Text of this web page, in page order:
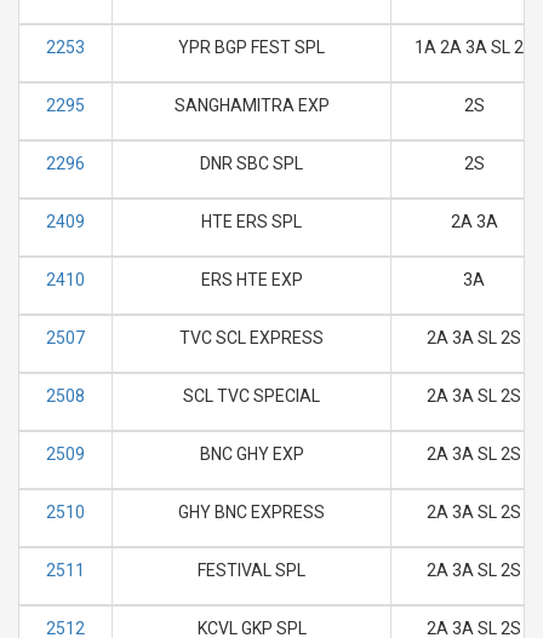
2253 YPR BGP FEST SPL 1A 2A 3A SL 2S
2295 SANGHAMITRA EXP 2S
2296 DNR SBC SPL 2S
2409 HTE ERS SPL 2A 3A
2410 ERS HTE EXP 3A
2507 TVC SCL EXPRESS 2A 3A SL 2S
2508 SCL TVC SPECIAL 2A 3A SL 2S
2509 BNC GHY EXP 2A 3A SL 2S
2510 GHY BNC EXPRESS 2A 3A SL 2S
2511 FESTIVAL SPL 2A 3A SL 2S
2512 KCVL GKP SPL 2A 3A SL 2S